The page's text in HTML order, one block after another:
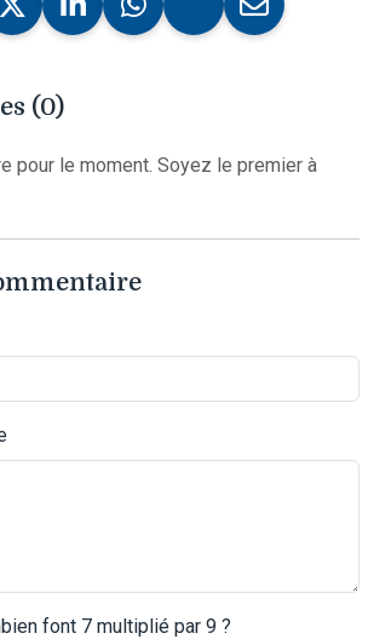
(0)
pour le moment. Soyez le premier à
font 7 multiplié par 9 ?